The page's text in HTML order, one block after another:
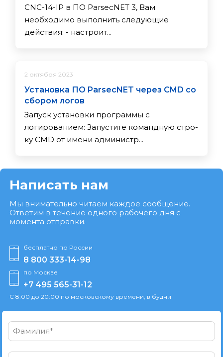
CNC-14-IP в ПО ParsecNET 3, Вам
необходимо выполнить следующие
действия: - настроит...
2 октября 2023
Установка ПО ParsecNET через CMD со
сбором логов
Запуск установки программы с
логированием: За­пус­ти­те ко­ман­дную стро­
ку CMD от име­ни ад­ми­нис­тр...
Написать нам
Мы внимательно читаем каждое сообщение.
Ответим в течение одного рабочего дня с
момента отправки.
бесплатно по России
8 800 333-14-98
по Москве
+7 495 565-31-12
С 8:00 до 20:00 по московскому времени, в будни
Фамилия*